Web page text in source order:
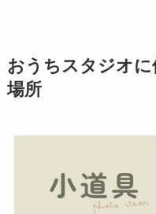
おうちスタジオに
場所